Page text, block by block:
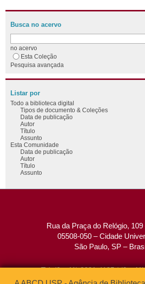
Busca no acervo
no acervo
Esta Coleção
Pesquisa avançada
Listar por
Todo a biblioteca digital
Tipos de documento & Coleções
Data de publicação
Autor
Título
Assunto
Esta Comunidade
Data de publicação
Autor
Título
Assunto
Rua da Praça do Relógio,
05508-050 – Cidade
São Paulo, SP –
Tel: (0xx11) 3091-4195 /
Fax: (0xx11) 3091-